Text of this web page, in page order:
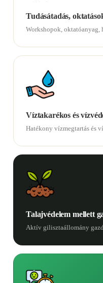
Tudásátadás,
Workshopok, oktatóanyag,
Víztakarékos és
Hatékony vízmegtartás és
Talajvédelem mellett
Aktív gilisztaállomány